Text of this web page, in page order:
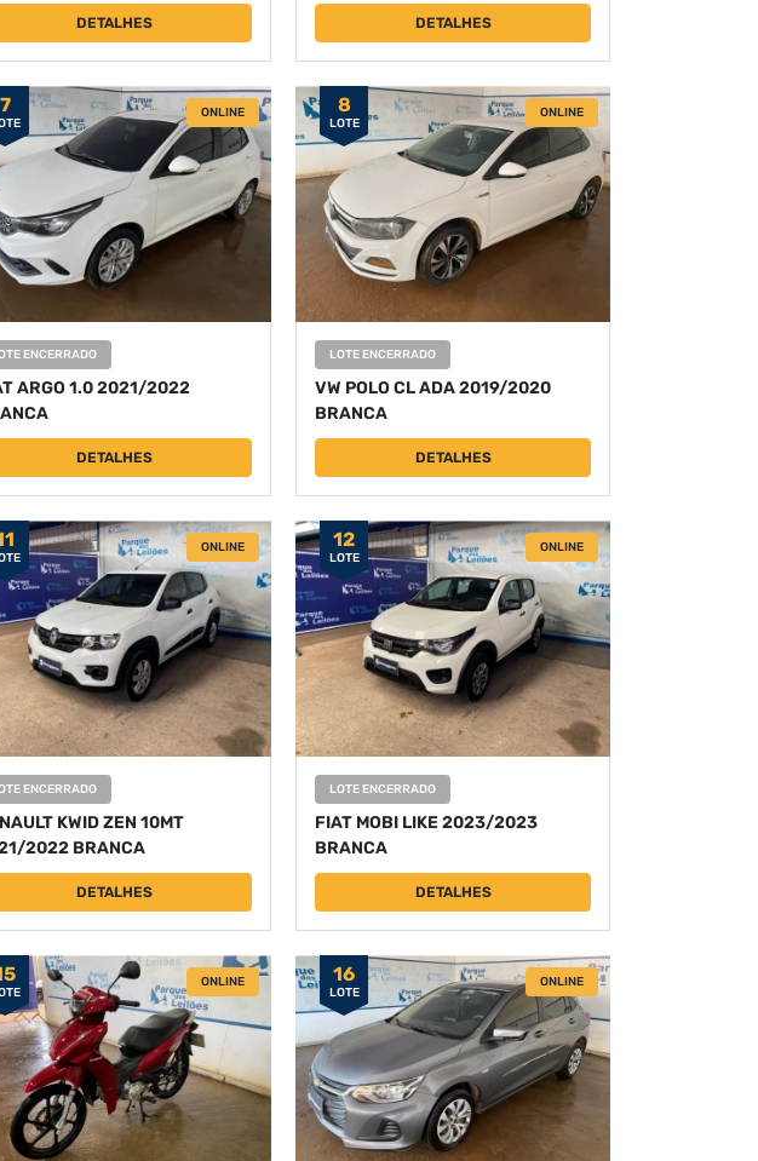
DETALHES DETALHES
7 ONLINE
ENCERRADO
ARGO 1.0 2021/2022
DETALHES
8
LOTE
ONLINE
LOTE ENCERRADO
VW POLO CL ADA 2019/2020
BRANCA
DETALHES
ONLINE
ENCERRADO
KWID ZEN 10MT
2022 BRANCA
DETALHES
12
LOTE
ONLINE
LOTE ENCERRADO
FIAT MOBI LIKE 2023/2023
BRANCA
DETALHES
ONLINE 16
LOTE
ONLINE